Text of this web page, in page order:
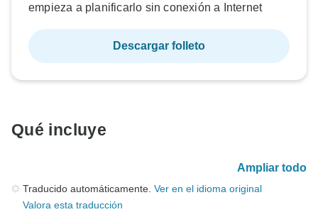
empieza a planificarlo sin conexión a Internet
Descargar folleto
Qué incluye
Ampliar todo
Traducido automáticamente. Ver en el idioma original
Valora esta traducción